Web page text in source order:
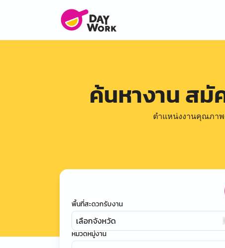
ค้นหางาน สมั
ตำแหน่งงานคุณภา
พื้นที่สะดวกรับงาน
เลือกจังหวัด
หมวดหมู่งาน